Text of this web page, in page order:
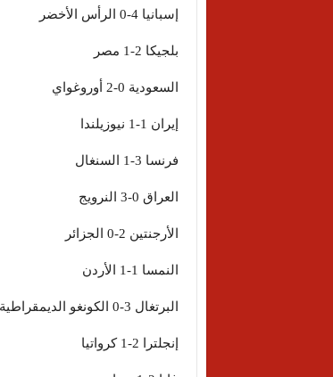
إسبانيا 4-0 الرأس الأخضر
بلجيكا 2-1 مصر
السعودية 0-2 أوروغواي
إيران 1-1 نيوزيلندا
فرنسا 3-1 السنغال
العراق 0-3 النرويج
الأرجنتين 2-0 الجزائر
النمسا 1-1 الأردن
البرتغال 3-0 الكونغو الديمقراطية
إنجلترا 2-1 كرواتيا